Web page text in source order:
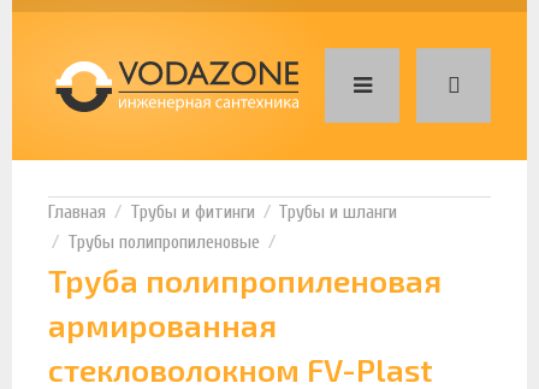
Трубы и фитинги
Трубы и шланги
Трубы полипропиленовые
Труба полипропиленовая
армированная
стекловолокном FV-Plast